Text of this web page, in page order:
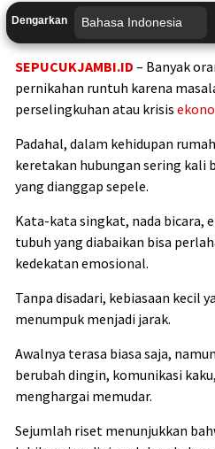
Dengarkan
SEPUCUKJAMBI.ID – Banyak
pernikahan runtuh karena
perselingkuhan atau krisis
Padahal, dalam kehidupan
keretakan hubungan sering kali
yang dianggap sepele.
Kata-kata singkat, nada bicara,
tubuh yang diabaikan bisa
kedekatan emosional.
Tanpa disadari, kebiasaan kecil
menumpuk menjadi jarak.
Awalnya terasa biasa saja,
berubah dingin, komunikasi
menghargai memudar.
Sejumlah riset menunjukkan